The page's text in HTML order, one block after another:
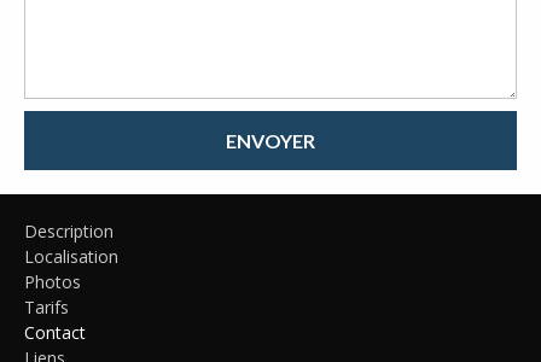
ENVOYER
Description
Localisation
Photos
Tarifs
Contact